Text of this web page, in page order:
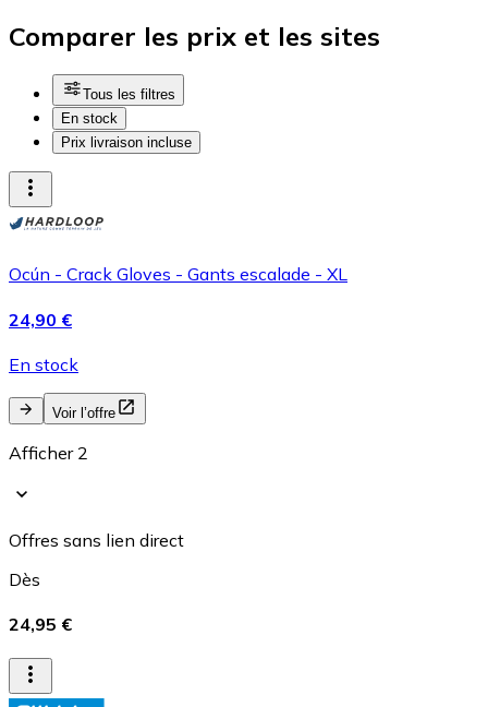
Comparer les prix et les sites
Tous les filtres
En stock
Prix livraison incluse
Ocún - Crack Gloves - Gants escalade - XL
24,90 €
En stock
Voir l’offre
Afficher 2
Offres sans lien direct
Dès
24,95 €